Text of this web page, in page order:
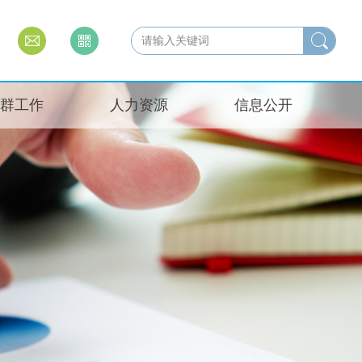
工作 人力资源 信息公开